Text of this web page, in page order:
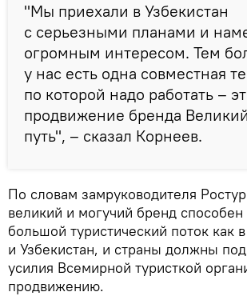
"Мы приехали в Узбекистан
с серьезными планами и
огромным интересом. Тем
у нас есть одна совместная
по которой надо работать –
продвижение бренда
путь", – сказал Корнеев.
По словам замруководителя
великий и могучий бренд способен
большой туристический поток как
и Узбекистан, и страны должны
усилия Всемирной туристкой
продвижению.